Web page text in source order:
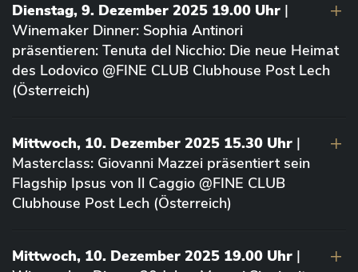
Dienstag, 9. Dezember 2025 19.00 Uhr |
Winemaker Dinner: Sophia Antinori
präsentieren: Tenuta del Nicchio: Die neue Heimat
des Lodovico @FINE CLUB Clubhouse Post Lech
(Österreich)
Mittwoch, 10. Dezember 2025 15.30 Uhr |
Masterclass: Giovanni Mazzei präsentiert sein
Flagship Ipsus von Il Caggio @FINE CLUB
Clubhouse Post Lech (Österreich)
Mittwoch, 10. Dezember 2025 19.00 Uhr |